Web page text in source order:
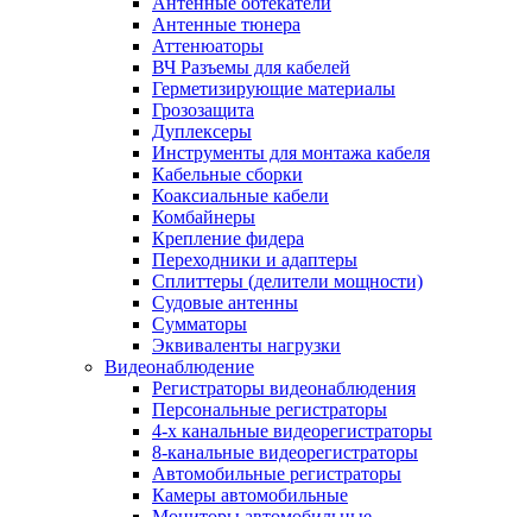
Антенные тюнера
Аттенюаторы
ВЧ Разъемы для кабелей
Герметизирующие материалы
Грозозащита
Дуплексеры
Инструменты для монтажа кабеля
Кабельные сборки
Коаксиальные кабели
Комбайнеры
Крепление фидера
Переходники и адаптеры
Сплиттеры (делители мощности)
Судовые антенны
Сумматоры
Эквиваленты нагрузки
Видеонаблюдение
Регистраторы видеонаблюдения
Персональные регистраторы
4-х канальные видеорегистраторы
8-канальные видеорегистраторы
Автомобильные регистраторы
Камеры автомобильные